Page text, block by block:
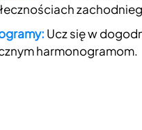
Ucz się w
harmonogramom.